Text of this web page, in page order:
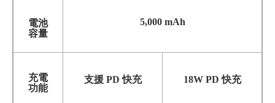
電池
容量
5,000 mAh
充電
功能
支援 PD 快充 18W PD 快充